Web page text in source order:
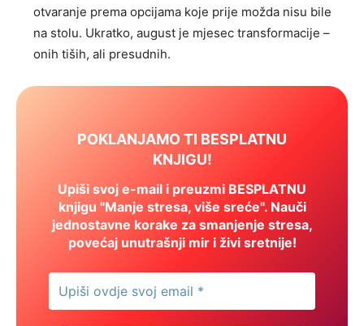
otvaranje prema opcijama koje prije možda nisu bile
na stolu. Ukratko, august je mjesec transformacije –
onih tiših, ali presudnih.
POKLANJAMO TI BESPLATNU
KNJIGU!
Upiši svoj e-mail i preuzmi BESPLATNU
knjigu "Manje stresa, više sreće". Nauči
jednostavne korake za smanjenje stresa,
povećaj unutrašnji mir i živi sretnije!